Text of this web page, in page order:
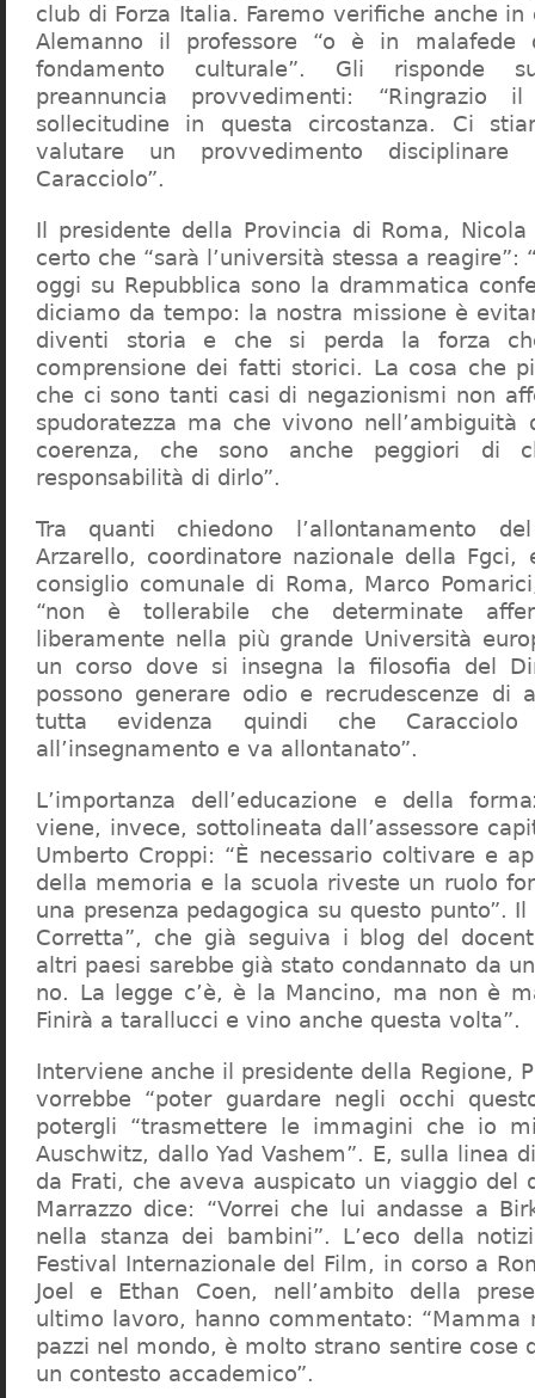
club di Forza Italia. Faremo verifiche anche in
Alemanno il professore “o è in malafede
fondamento culturale”. Gli risponde
preannuncia provvedimenti:
sollecitudine in questa circostanza. Ci
valutare un provvedimento
Caracciolo”.
Il presidente della Provincia di Roma,
certo che “sarà l’università stessa a reagire”:
oggi su Repubblica sono la drammatica
diciamo da tempo: la nostra missione è
diventi storia e che si perda la forza
comprensione dei fatti storici. La cosa che
che ci sono tanti casi di negazionismi non
spudoratezza ma che vivono nell’ambiguità
coerenza, che sono anche peggiori di
responsabilità di dirlo”.
Tra quanti chiedono l’allontanamento
Arzarello, coordinatore nazionale della
consiglio comunale di Roma, Marco
“non è tollerabile che determinate
liberamente nella più grande Università
un corso dove si insegna la filosofia del
possono generare odio e recrudescenze di
tutta evidenza quindi che
all’insegnamento e va allontanato”.
L’importanza dell’educazione e della
viene, invece, sottolineata dall’assessore
Umberto Croppi: “È necessario coltivare e
della memoria e la scuola riveste un ruolo
una presenza pedagogica su questo punto”.
Corretta”, che già seguiva i blog del
altri paesi sarebbe già stato condannato da
no. La legge c’è, è la Mancino, ma non è
Finirà a tarallucci e vino anche questa volta”.
Interviene anche il presidente della Regione,
vorrebbe “poter guardare negli occhi
potergli “trasmettere le immagini che io
Auschwitz, dallo Yad Vashem”. E, sulla linea
da Frati, che aveva auspicato un viaggio del
Marrazzo dice: “Vorrei che lui andasse a
nella stanza dei bambini”. L’eco della
Festival Internazionale del Film, in corso a
Joel e Ethan Coen, nell’ambito della
ultimo lavoro, hanno commentato: “Mamma
pazzi nel mondo, è molto strano sentire cose
un contesto accademico”.